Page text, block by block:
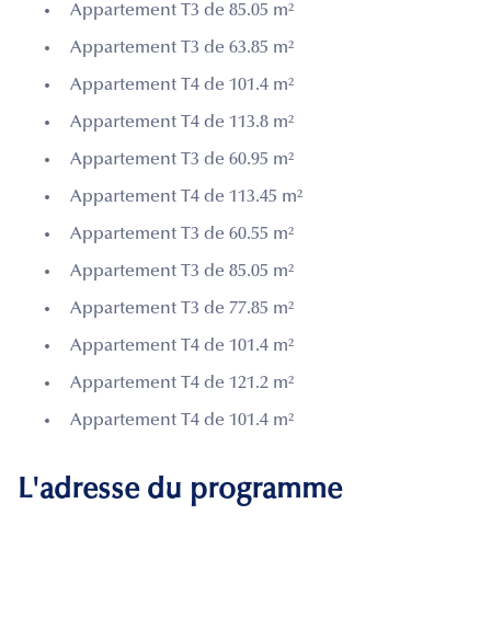
Appartement T3 de 85.05 m²
Appartement T3 de 63.85 m²
Appartement T4 de 101.4 m²
Appartement T4 de 113.8 m²
Appartement T3 de 60.95 m²
Appartement T4 de 113.45 m²
Appartement T3 de 60.55 m²
Appartement T3 de 85.05 m²
Appartement T3 de 77.85 m²
Appartement T4 de 101.4 m²
Appartement T4 de 121.2 m²
Appartement T4 de 101.4 m²
L'adresse du programme